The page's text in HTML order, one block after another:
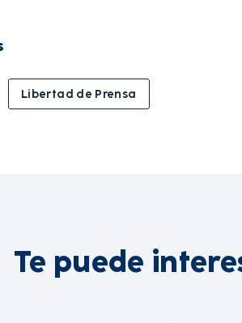
Libertad de Prensa
Te puede